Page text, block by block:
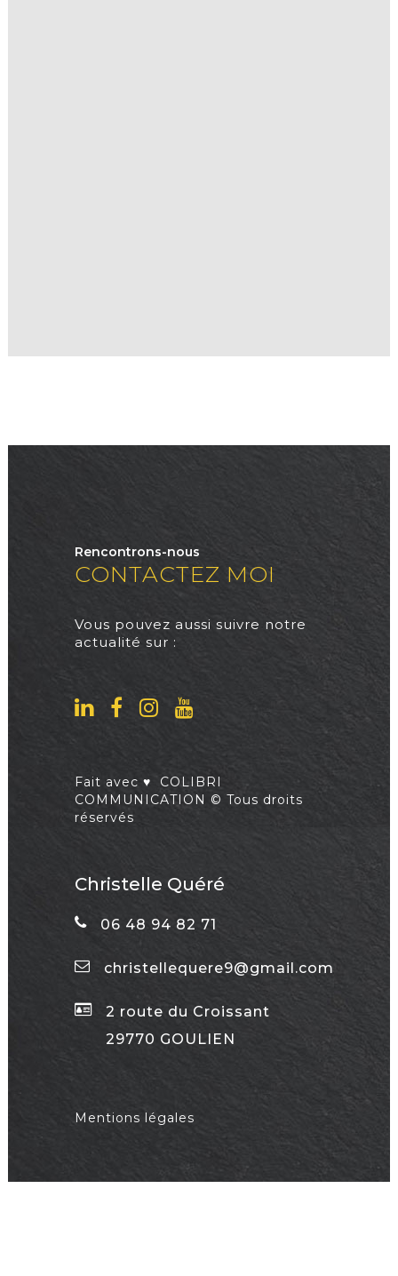
Rencontrons-nous
CONTACTEZ MOI
Vous pouvez aussi suivre notre
actualité sur :
Fait avec ♥ COLIBRI
COMMUNICATION © Tous droits
réservés
Christelle Quéré
06 48 94 82 71
christellequere9@gmail.com
2 route du Croissant
29770 GOULIEN
Mentions légales